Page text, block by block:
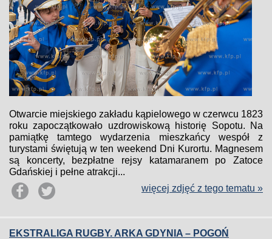
Otwarcie miejskiego zakładu kąpielowego w czerwcu 1823
roku zapoczątkowało uzdrowiskową historię Sopotu. Na
pamiątkę tamtego wydarzenia mieszkańcy wespół z
turystami świętują w ten weekend Dni Kurortu. Magnesem
są koncerty, bezpłatne rejsy katamaranem po Zatoce
Gdańskiej i pełne atrakcji...
więcej zdjęć z tego tematu »
EKSTRALIGA RUGBY. ARKA GDYNIA – POGOŃ